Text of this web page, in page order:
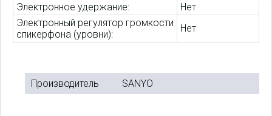
Электронное удержание:
Нет
Электронный регулятор громкости
спикерфона (уровни):
Нет
Производитель SANYO